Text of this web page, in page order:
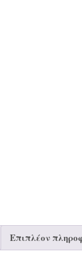
Επιπλέον